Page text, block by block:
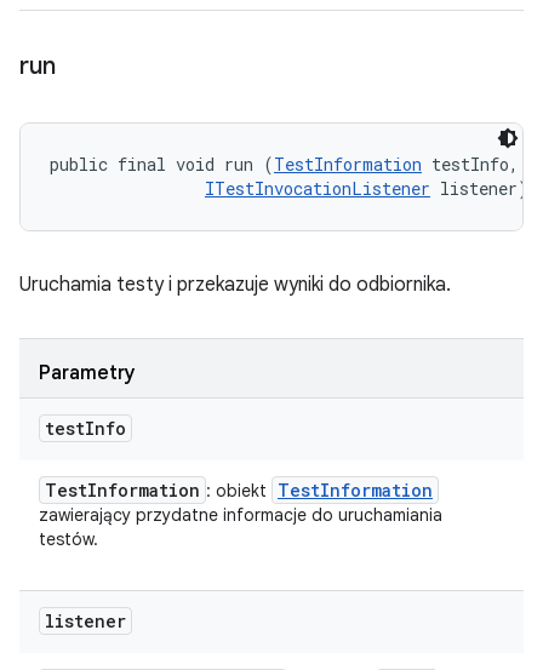
run
public final void run (TestInformation testInfo,
ITestInvocationListener listener)
Uruchamia testy i przekazuje wyniki do odbiornika.
Parametry
testInfo
TestInformation : obiekt TestInformation
zawierający przydatne informacje do uruchamiania
testów.
listener